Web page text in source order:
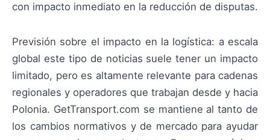
con impacto inmediato en la reducción de disputas.
Previsión sobre el impacto en la logística: a escala
global este tipo de noticias suele tener un impacto
limitado, pero es altamente relevante para cadenas
regionales y operadores que trabajan desde y hacia
Polonia. GetTransport.com se mantiene al tanto de
los cambios normativos y de mercado para ayudar